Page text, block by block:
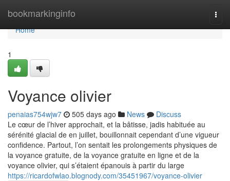
bookmarkinginfo
Home
Home
1
Voyance olivier
penaias754wjw7 505 days ago News
Discuss
Le cœur de l’hiver approchait, et la bâtisse, jadis habituée au
sérénité glacial de en juillet, bouillonnait cependant d’une vigueur
confidence. Partout, l’on sentait les prolongements physiques de
la voyance gratuite, de la voyance gratuite en ligne et de la
voyance olivier, qui s’étaient épanouis à partir du large
https://ricardofwlao.blognody.com/35451967/voyance-olivier